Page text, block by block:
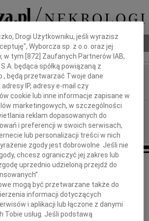
Poradnik pogrzebowy
Jan Szymański
Gdańsk
16.06.2026
Z głębokim żalem przyjęliśmy wiadomość
Jana Szymańskiego
Drogi Użytkowniku, jeśli wyrazisz
Wyborcza sp. z o.o. oraz jej
w tym [872 ] Zaufanych Partnerów IAB,
będąca spółką powiązaną z
będą przetwarzać Twoje dane
IP, adresy e-mail czy
cookie lub inne informacje zapisane w
marketingowych, w szczególności
reklam dopasowanych do
i preferencji w swoich serwisach,
lub personalizacji treści w nich
zgody jest dobrowolne. Jeśli nie
chcesz ograniczyć jej zakres lub
uprzednio udzieloną przejdź do
mogą być przetwarzane także do
informacji dotyczących
i aplikacji lub łączone z danymi
Tobie usług. Jeśli podstawą